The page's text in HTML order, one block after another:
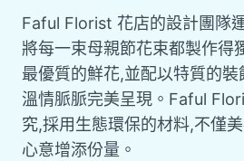
Faful Florist 花店的設計團隊
將每一束母親節花束都製作得
最優質的鮮花,並配以特質的
溫情脈脈完美呈現。Faful
究,採用生態環保的材料,不僅
心意增添份量。